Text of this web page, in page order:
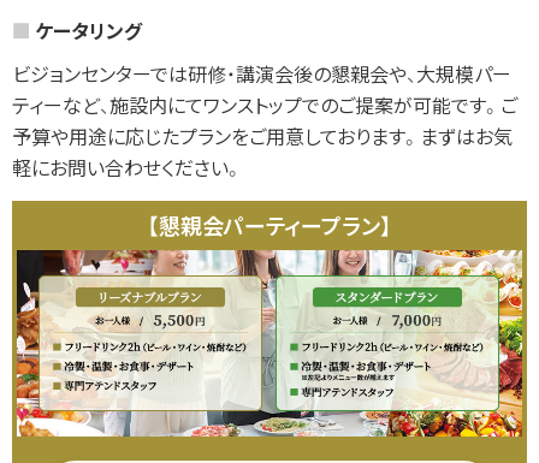
ケータリング
ビジョンセンターでは研修・講演会後の懇親会や、大規模パー
ティーなど、施設内にてワンストップでのご提案が可能です。ご
予算や用途に応じたプランをご用意しております。まずはお気
軽にお問い合わせください。
【懇親会パーティープラン】